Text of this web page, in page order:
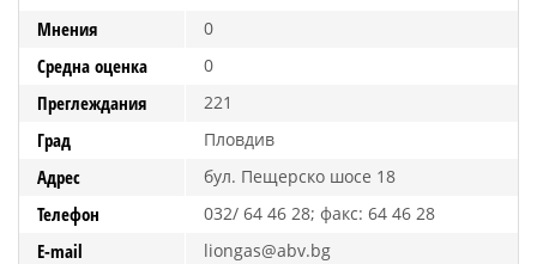
Мнения 0
Средна оценка 0
Преглеждания 221
Град Пловдив
Адрес бул. Пещерско шосе 18
Телефон 032/ 64 46 28; факс: 64 46 28
E-mail liongas@abv.bg